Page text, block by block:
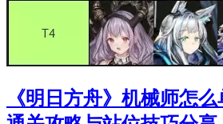
《明日方舟》机械师怎